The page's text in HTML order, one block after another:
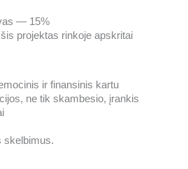
— 15%
projektas rinkoje apskritai
ir finansinis kartu
ne tik skambesio, įrankis
skelbimus.